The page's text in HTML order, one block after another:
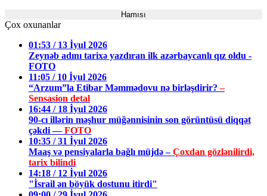
Hamısı
Çox oxunanlar
01:53 / 13 İyul 2026
Zeynəb adını tarixə yazdıran ilk azərbaycanlı qız oldu -
FOTO
11:05 / 10 İyul 2026
“Arzum”la Etibar Məmmədovu nə birləşdirir?–
Sensasion detal
16:44 / 18 İyul 2026
90-cı illərin məşhur müğənnisinin son görüntüsü diqqət
çəkdi —FOTO
10:35 / 31 İyul 2026
Maaş və pensiyalarla bağlı müjdə –Çoxdan gözlənilirdi,
tarix bilindi
14:18 / 12 İyul 2026
"İsrail ən böyük dostunu itirdi"